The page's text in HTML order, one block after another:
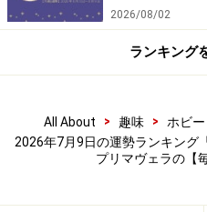
金銭面の見通しの甘さに
見送って。
＞今週の運勢！ 章月綾乃
5位：しし座／獅子
2026/08/02
ランキング
All About > 趣味 > ホビ
2026年7月9日の運勢ランキング
プリマヴェラの【